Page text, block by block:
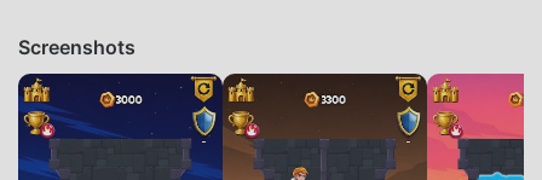
Screenshots